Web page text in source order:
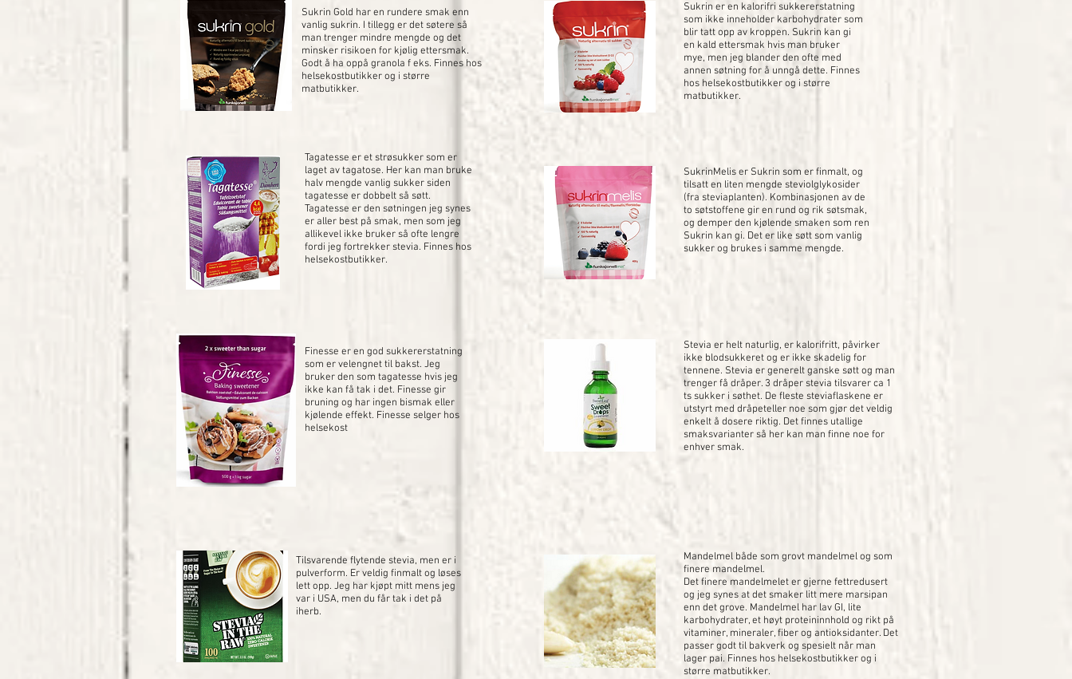
Sukrin Gold har en rundere smak enn
vanlig sukrin. I tillegg er det søtere så
man trenger mindre mengde og det
minsker risikoen for kjølig ettersmak.
Godt å ha oppå granola f eks. Finnes hos
helsekostbutikker og i større
matbutikker.
Sukrin er en kalorifri sukkererstatning
som ikke inneholder karbohydrater som
blir tatt opp av kroppen. Sukrin kan gi
en kald ettersmak hvis man bruker
mye, men jeg blander den ofte med
annen søtning for å unngå dette. Finnes
hos helsekostbutikker og i større
matbutikker.
Tagatesse er et strøsukker som er
laget av tagatose. Her kan man bruke
halv mengde vanlig sukker siden
tagatesse er dobbelt så søtt.
Tagatesse er den søtningen jeg synes
er aller best på smak, men som jeg
allikevel ikke bruker så ofte lengre
fordi jeg fortrekker stevia. Finnes hos
helsekostbutikker.
SukrinMelis er Sukrin som er finmalt, og
tilsatt en liten mengde steviolglykosider
(fra steviaplanten). Kombinasjonen av de
to søtstoffene gir en rund og rik søtsmak,
og demper den kjølende smaken som ren
Sukrin kan gi. Det er like søtt som vanlig
sukker og brukes i samme mengde.
Finesse er en god sukkererstatning
som er velengnet til bakst. Jeg
bruker den som tagatesse hvis jeg
ikke kan få tak i det. Finesse gir
bruning og har ingen bismak eller
kjølende effekt. Finesse selger hos
helsekost
Stevia er helt naturlig, er kalorifritt, påvirker
ikke blodsukkeret og er ikke skadelig for
tennene. Stevia er generelt ganske søtt og man
trenger få dråper. 3 dråper stevia tilsvarer ca 1
ts sukker i søthet. De fleste steviaflaskene er
utstyrt med dråpeteller noe som gjør det veldig
enkelt å dosere riktig. Det finnes utallige
smaksvarianter så her kan man finne noe for
enhver smak.
Tilsvarende flytende stevia, men er i
pulverform. Er veldig finmalt og løses
lett opp. Jeg har kjøpt mitt mens jeg
var i USA, men du får tak i det på
iherb.
Mandelmel både som grovt mandelmel og som
finere mandelmel.
Det finere mandelmelet er gjerne fettredusert
og jeg synes at det smaker litt mere marsipan
enn det grove. Mandelmel har lav GI, lite
karbohydrater, et høyt proteininnhold og rikt på
vitaminer, mineraler, fiber og antioksidanter. Det
passer godt til bakverk og spesielt når man
lager pai. Finnes hos helsekostbutikker og i
større matbutikker.